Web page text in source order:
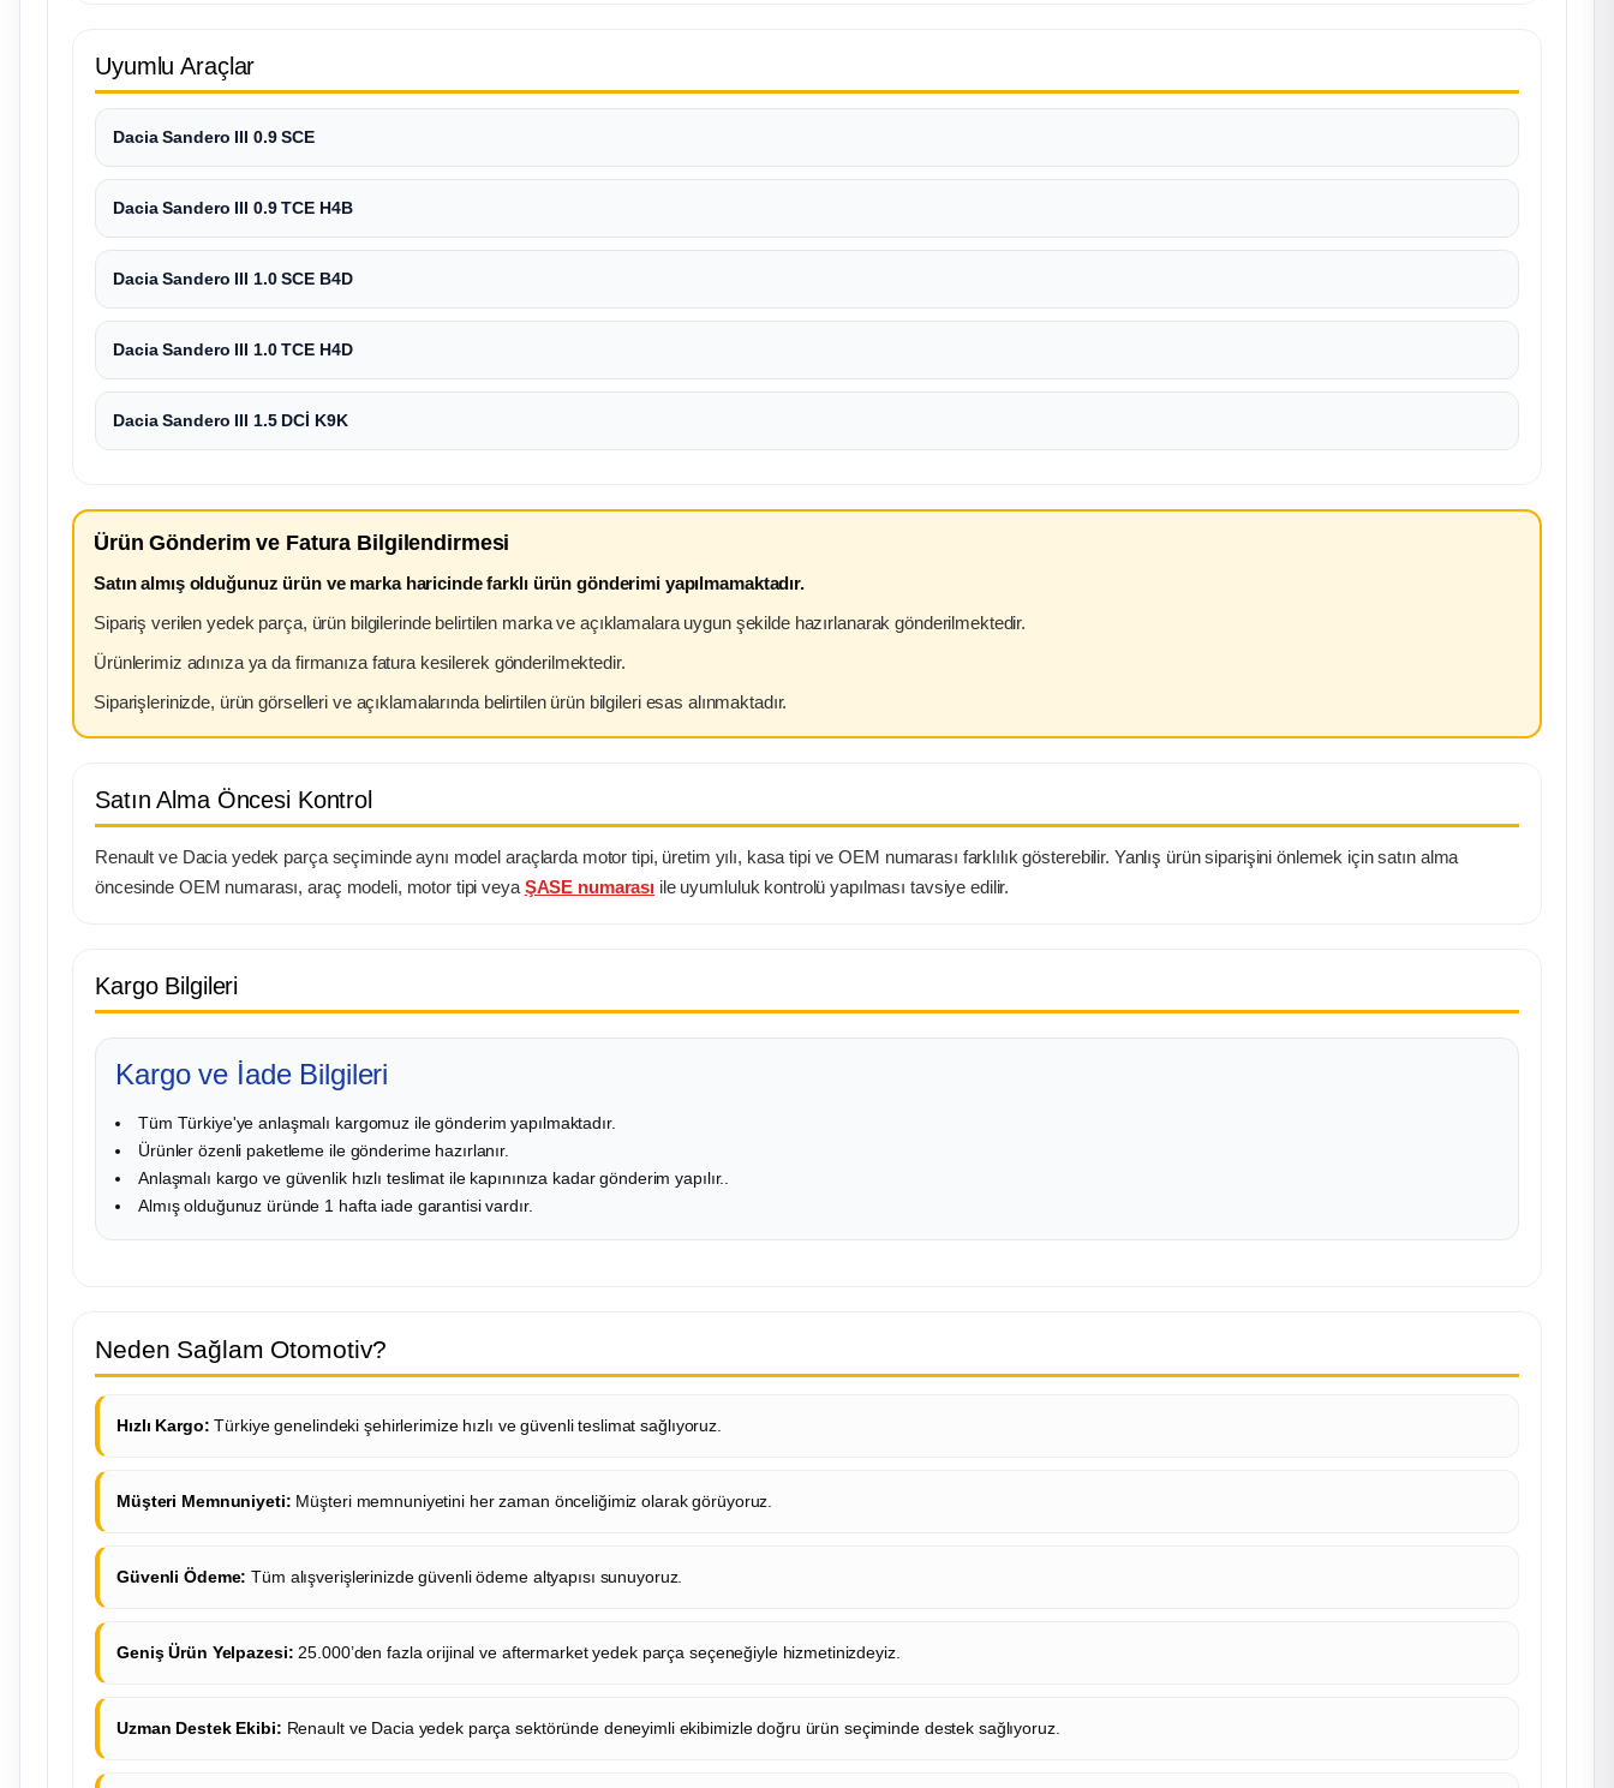
Uyumlu Araçlar
Dacia Sandero III 0.9 SCE
Dacia Sandero III 0.9 TCE H4B
Dacia Sandero III 1.0 SCE B4D
Dacia Sandero III 1.0 TCE H4D
Dacia Sandero III 1.5 DCİ K9K
Ürün Gönderim ve Fatura Bilgilendirmesi
Satın almış olduğunuz ürün ve marka haricinde farklı ürün gönderimi yapılmamaktadır.
Sipariş verilen yedek parça, ürün bilgilerinde belirtilen marka ve açıklamalara uygun şekilde hazırlanarak gönderilmektedir.
Ürünlerimiz adınıza ya da firmanıza fatura kesilerek gönderilmektedir.
Siparişlerinizde, ürün görselleri ve açıklamalarında belirtilen ürün bilgileri esas alınmaktadır.
Satın Alma Öncesi Kontrol
Renault ve Dacia yedek parça seçiminde aynı model araçlarda motor tipi, üretim yılı, kasa tipi ve OEM numarası farklılık gösterebilir. Yanlış ürün siparişini önlemek için satın alma
öncesinde OEM numarası, araç modeli, motor tipi veya ŞASE numarası ile uyumluluk kontrolü yapılması tavsiye edilir.
Kargo Bilgileri
Kargo ve İade Bilgileri
Tüm Türkiye'ye anlaşmalı kargomuz ile gönderim yapılmaktadır.
Ürünler özenli paketleme ile gönderime hazırlanır.
Anlaşmalı kargo ve güvenlik hızlı teslimat ile kapınınıza kadar gönderim yapılır..
Almış olduğunuz üründe 1 hafta iade garantisi vardır.
Neden Sağlam Otomotiv?
Hızlı Kargo: Türkiye genelindeki şehirlerimize hızlı ve güvenli teslimat sağlıyoruz.
Müşteri Memnuniyeti: Müşteri memnuniyetini her zaman önceliğimiz olarak görüyoruz.
Güvenli Ödeme: Tüm alışverişlerinizde güvenli ödeme altyapısı sunuyoruz.
Geniş Ürün Yelpazesi: 25.000’den fazla orijinal ve aftermarket yedek parça seçeneğiyle hizmetinizdeyiz.
Uzman Destek Ekibi: Renault ve Dacia yedek parça sektöründe deneyimli ekibimizle doğru ürün seçiminde destek sağlıyoruz.